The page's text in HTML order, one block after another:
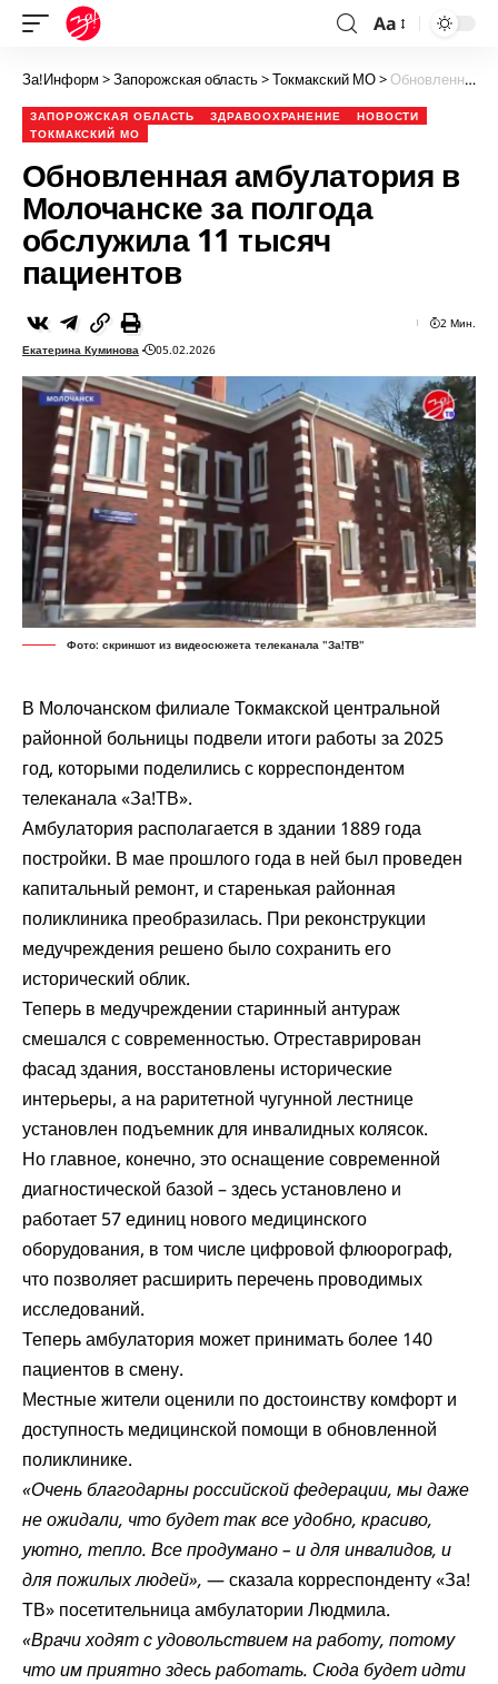
Aa
За!Информ >Запорожская область>Токмакский МО> Обновленная амбулатория в Молочанске за полгода обслужила 11 тысяч пациентов
ЗАПОРОЖСКАЯ ОБЛАСТЬ ЗДРАВООХРАНЕНИЕ
НОВОСТИ
ТОКМАКСКИЙ МО
Обновленная амбулатория в
Молочанске за полгода
обслужила 11 тысяч
пациентов
Екатерина Куминова 05.02.2026
2 Мин.
Фото: скриншот из видеосюжета телеканала "За!ТВ"
В Молочанском филиале Токмакской центральной
районной больницы подвели итоги работы за 2025
год, которыми поделилисьс корреспондентом
телеканала «За!ТВ».
Амбулатория располагается в здании 1889 года
постройки. В мае прошлого года в ней был проведен
капитальный ремонт, и старенькая районная
поликлиника преобразилась. При реконструкции
медучреждения решено было сохранить его
исторический облик.
Теперь в медучреждении старинный антураж
смешался с современностью. Отреставрирован
фасад здания, восстановлены исторические
интерьеры, а на раритетной чугунной лестнице
установлен подъемник для инвалидных колясок.
Но главное, конечно, это оснащение современной
диагностической базой – здесь установлено и
работает 57 единиц нового медицинского
оборудования, в том числе цифровой флюорограф,
что позволяет расширить перечень проводимых
исследований.
Теперь амбулатория может принимать более 140
пациентов в смену.
Местные жители оценили по достоинству комфорт и
доступность медицинской помощи в обновленной
поликлинике.
«Очень благодарны российской федерации, мы даже
не ожидали, что будет так все удобно, красиво,
уютно, тепло. Все продумано – и для инвалидов, и
для пожилых людей», — сказала корреспонденту «За!
ТВ» посетительница амбулатории Людмила.
«Врачи ходят с удовольствием на работу, потому
что им приятно здесь работать. Сюда будет идти